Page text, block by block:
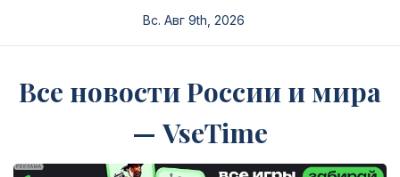
Вс. Авг 9th, 2026
Все новости России и мира
— VseTime